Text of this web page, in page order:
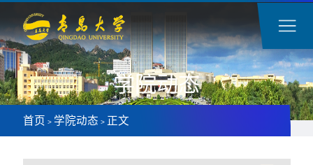
学院动态
首页 > 学院动态 > 正文